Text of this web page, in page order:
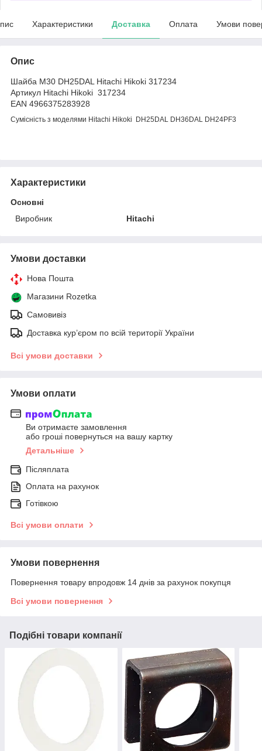
Характеристики Доставка Оплата Умови
Опис
Шайба М30 DH25DAL Hitachi Hikoki 317234
Артикул Hitachi Hikoki 317234
EAN 4966375283928
Сумісність з моделями Hitachi Hikoki DH25DAL DH36DAL DH24PF3
Характеристики
Основні
Виробник
Hitachi
Умови доставки
Нова Пошта
Магазини Rozetka
Самовивіз
Доставка кур’єром по всій території України
Всі умови доставки
Умови оплати
Ви отримаєте замовлення
або гроші повернуться на вашу картку
Детальніше
Післяплата
Оплата на рахунок
Готівкою
Всі умови оплати
Умови повернення
Повернення товару впродовж 14 днів за рахунок покупця
Всі умови повернення
Подібні товари компанії